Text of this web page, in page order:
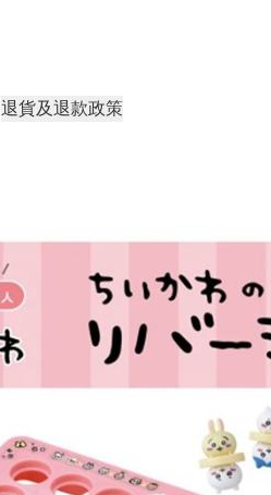
退貨及退款政策